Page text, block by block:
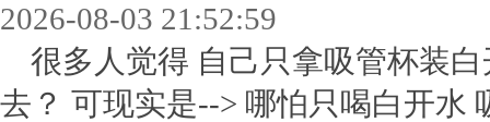
2026-08-03 21:52:59
很多人觉得 自己只拿吸管杯装
去？ 可现实是--> 哪怕只喝白开水